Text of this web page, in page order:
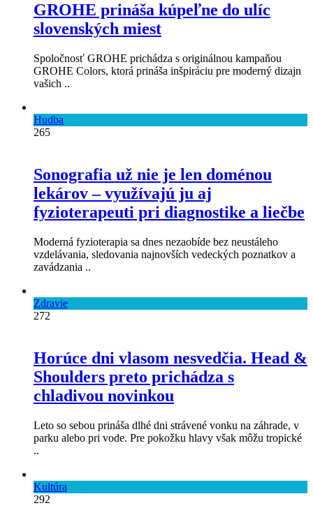
GROHE prináša kúpeľne do ulíc
slovenských miest
Spoločnosť GROHE prichádza s originálnou kampaňou
GROHE Colors, ktorá prináša inšpiráciu pre moderný dizajn
vašich ..
Hudba
265
Sonografia už nie je len doménou
lekárov – využívajú ju aj
fyzioterapeuti pri diagnostike a liečbe
Moderná fyzioterapia sa dnes nezaobíde bez neustáleho
vzdelávania, sledovania najnovších vedeckých poznatkov a
zavádzania ..
Zdravie
272
Horúce dni vlasom nesvedčia. Head &
Shoulders preto prichádza s
chladivou novinkou
Leto so sebou prináša dlhé dni strávené vonku na záhrade, v
parku alebo pri vode. Pre pokožku hlavy však môžu tropické
..
Kultúra
292